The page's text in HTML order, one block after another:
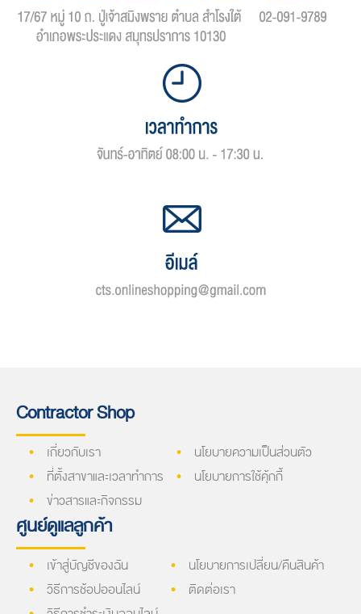
Contractor Shop
เกี่ยวกับเรา
ที่ตั้งสาขาและเวลาทำการ
ข่าวสารและกิจกรรม
นโยบายความเป็นส่วนตัว
นโยบายการใช้คุ้กกี้
ศูนย์ดูแลลูกค้า
เข้าสู่บัญชีของฉัน
วิธีการช้อปออนไลน์
นโยบายการเปลี่ยน/คืนสินค้า
ติดต่อเรา